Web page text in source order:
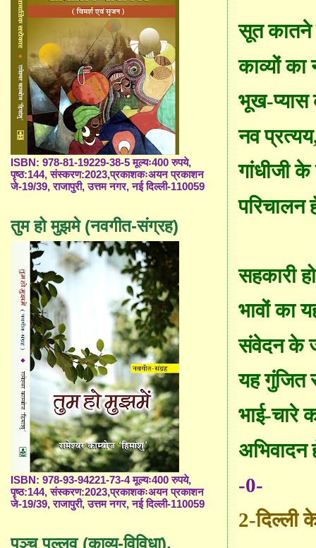
सूत
काव्यों
भूख-प्यास
नव प्रत्यय
गांधीजी
परिचालन
सहकारी
भावों का
संवेदन के
यह गुंजित
भाई-चारे
अभिवादन
-0-
2-दिल्ली
ISBN: 978-81-19229-38-5 मूल्यः400 रुपये,
पृष्ठ:144, संस्करण:2023,प्रकाशकःअयन प्रकाशन
जे-19/39, राजापुरी, उत्तम नगर, नई दिल्ली-110059
तुम हो मुझमे (नवगीत-संग्रह)
ISBN: 978-93-94221-73-4 मूल्यः400 रुपये,
पृष्ठ:144, संस्करण:2023,प्रकाशकःअयन प्रकाशन
जे-19/39, राजापुरी, उत्तम नगर, नई दिल्ली-110059
पञ्च पल्लव (काव्य-विविधा),